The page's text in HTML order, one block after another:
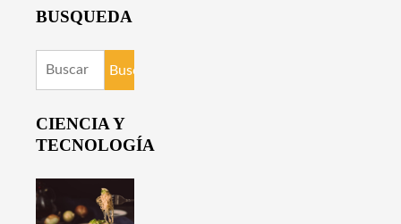
BUSQUEDA
Buscar:
CIENCIA Y
TECNOLOGÍA